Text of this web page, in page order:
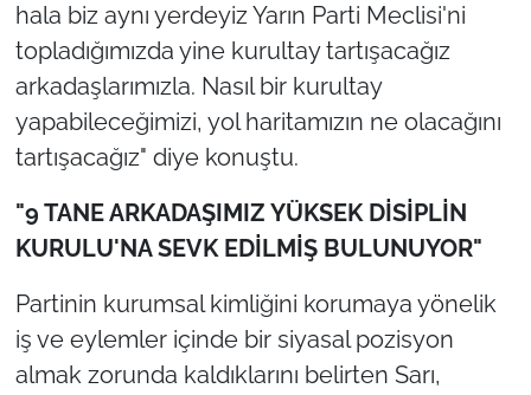
hala biz aynı yerdeyiz Yarın Parti Meclisi'ni
topladığımızda yine kurultay tartışacağız
arkadaşlarımızla. Nasıl bir kurultay
yapabileceğimizi, yol haritamızın ne olacağını
tartışacağız" diye konuştu.
"9 TANE ARKADAŞIMIZ YÜKSEK DİSİPLİN
KURULU'NA SEVK EDİLMİŞ BULUNUYOR"
Partinin kurumsal kimliğini korumaya yönelik
iş ve eylemler içinde bir siyasal pozisyon
almak zorunda kaldıklarını belirten Sarı,